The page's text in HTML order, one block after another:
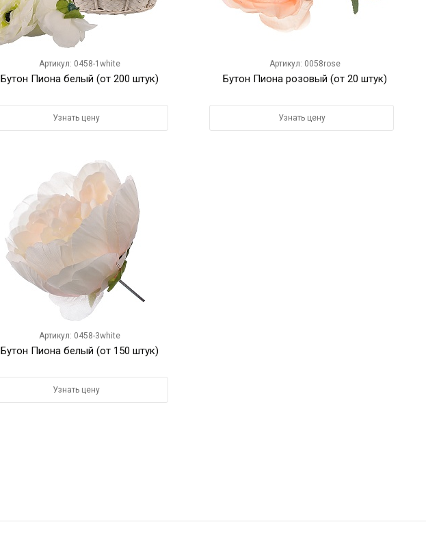
Артикул: 0458-1white
Бутон Пиона белый (от 200 штук)
Узнать цену
Артикул: 0058rose
Бутон Пиона розовый (от 20 штук)
Узнать цену
Артикул: 0458-3white
Бутон Пиона белый (от 150 штук)
Узнать цену